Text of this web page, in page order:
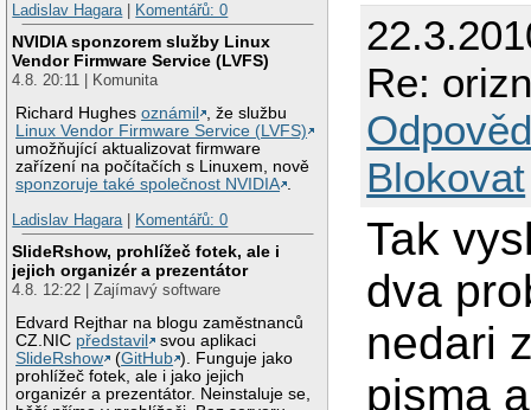
Ladislav Hagara| Komentářů: 0
NVIDIA sponzorem služby Linux
Vendor Firmware Service (LVFS)
4.8. 20:11 | Komunita
Richard Hughesoznámil
, že službu
Linux Vendor Firmware Service (LVFS)
umožňující aktualizovat firmware
zařízení na počítačích s Linuxem, nově
sponzoruje také společnost NVIDIA .
Ladislav Hagara| Komentářů: 0
SlideRshow, prohlížeč fotek, ale i
jejich organizér a prezentátor
4.8. 12:22 | Zajímavý software
Edvard Rejthar na blogu zaměstnanců
CZ.NIC představil
svou aplikaci
SlideRshow
(GitHub ). Funguje jako
prohlížeč fotek, ale i jako jejich
organizér a prezentátor. Neinstaluje se,
Re:
Blokovat
Tak
dva
nedari
pisma